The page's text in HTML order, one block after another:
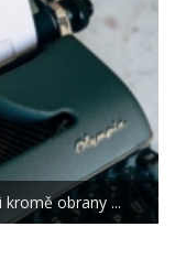
obrany ...